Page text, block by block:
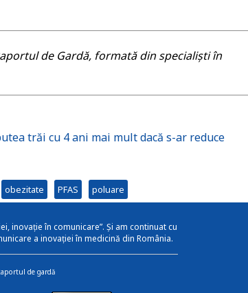
de Gardă, formată din specialiști în
trăi cu 4 ani mai mult dacă s-ar reduce
obezitate PFAS poluare
inovație în comunicare”. Și am continuat cu
a inovației în medicină din România.
de gardă